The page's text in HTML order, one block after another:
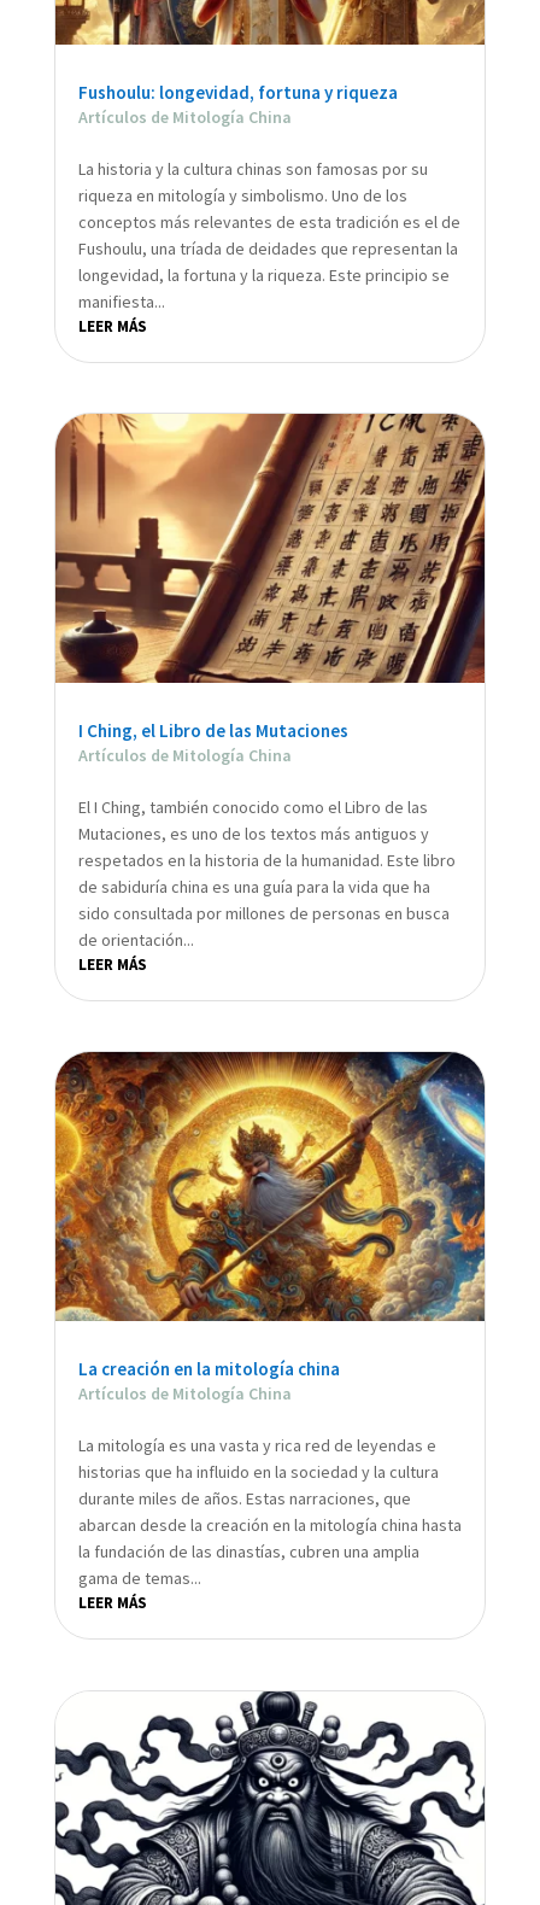
Fushoulu: longevidad, fortuna y riqueza
Artículos de Mitología China
La historia y la cultura chinas son famosas por su
riqueza en mitología y simbolismo. Uno de los
conceptos más relevantes de esta tradición es el de
Fushoulu, una tríada de deidades que representan la
longevidad, la fortuna y la riqueza. Este principio se
manifiesta...
LEER MÁS
I Ching, el Libro de las Mutaciones
Artículos de Mitología China
El I Ching, también conocido como el Libro de las
Mutaciones, es uno de los textos más antiguos y
respetados en la historia de la humanidad. Este libro
de sabiduría china es una guía para la vida que ha
sido consultada por millones de personas en busca
de orientación...
LEER MÁS
La creación en la mitología china
Artículos de Mitología China
La mitología es una vasta y rica red de leyendas e
historias que ha influido en la sociedad y la cultura
durante miles de años. Estas narraciones, que
abarcan desde la creación en la mitología china hasta
la fundación de las dinastías, cubren una amplia
gama de temas...
LEER MÁS